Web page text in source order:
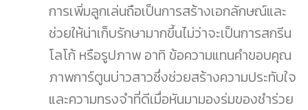
การเพิ่มลูกเล่นถือเป็นการสร้างเอกลักษณ์และ
ช่วยให้น่าเก็บรักษามากขึ้นไม่ว่าจะเป็นการสกรีน
โลโก้ หรือรูปภาพ อาทิ ข้อความแทนคำขอบคุณ
ภาพการ์ตูนบ่าวสาวซึ่งช่วยสร้างความประทับใจ
และความทรงจำที่ดีเมื่อหันมามองร่มของชำร่วย